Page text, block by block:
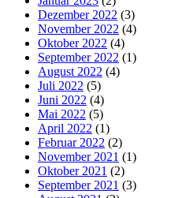
Dezember 2022 (3)
November 2022 (4)
Oktober 2022 (4)
September 2022 (1)
August 2022 (4)
Juli 2022 (5)
Juni 2022 (4)
Mai 2022 (5)
April 2022 (1)
Februar 2022 (2)
November 2021 (1)
Oktober 2021 (2)
September 2021 (3)